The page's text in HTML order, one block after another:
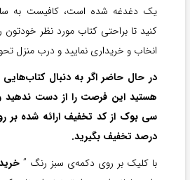
یک دغدغه شده است، کافیست به
کنید تا براحتی کتاب مورد نظر
انخاب و خریداری نمایید و درب منزل
در حال حاضر اگر به دنبال
هستید این فرصت را از دست ندهید و
درصد تخفیف بگیرید.
با کلیک بر روی دکمه‌ی سبز رنگ ”